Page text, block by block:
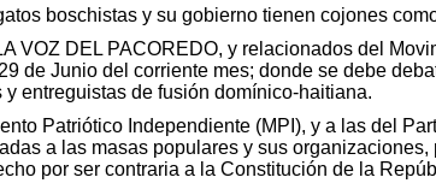
boschistas y su gobierno tienen cojones
VOZ DEL PACOREDO, y relacionados del
de Junio del corriente mes; donde se debe
entreguistas de fusión domínico-haitiana.
Patriótico Independiente (MPI), y a las del
a las masas populares y sus
por ser contraria a la Constitución de la